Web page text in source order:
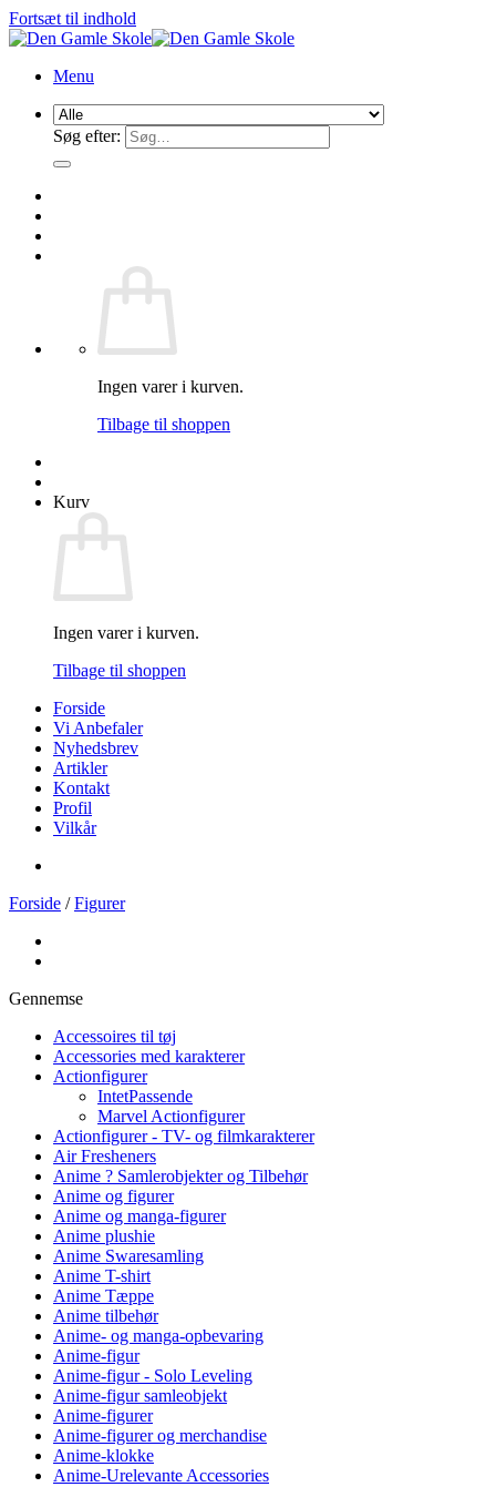
Fortsæt til indhold
Menu
Søg efter:
Ingen varer i kurven.
Tilbage til shoppen
Kurv
Ingen varer i kurven.
Tilbage til shoppen
Forside
Vi Anbefaler
Nyhedsbrev
Artikler
Kontakt
Profil
Vilkår
Forside / Figurer
Gennemse
Accessoires til tøj
Accessories med karakterer
Actionfigurer
IntetPassende
Marvel Actionfigurer
Actionfigurer - TV- og filmkarakterer
Air Fresheners
Anime ? Samlerobjekter og Tilbehør
Anime og figurer
Anime og manga-figurer
Anime plushie
Anime Swaresamling
Anime T-shirt
Anime Tæppe
Anime tilbehør
Anime- og manga-opbevaring
Anime-figur
Anime-figur - Solo Leveling
Anime-figur samleobjekt
Anime-figurer
Anime-figurer og merchandise
Anime-klokke
Anime-Urelevante Accessories